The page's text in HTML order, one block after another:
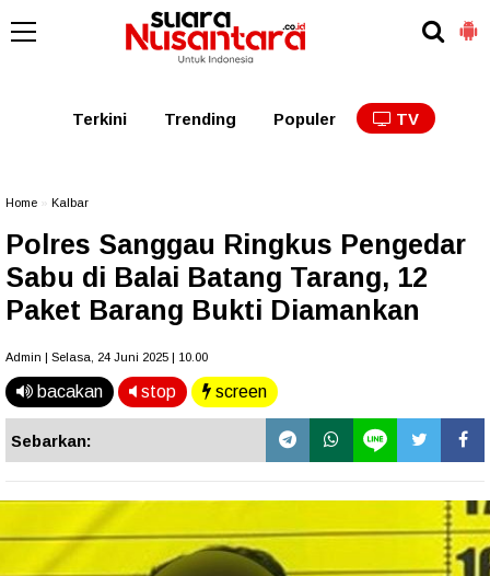
Kalbar Kalteng
Terkini Trending Populer TV
Home Kalbar
Polres Sanggau Ringkus Pengedar
Sabu di Balai Batang Tarang, 12
Paket Barang Bukti Diamankan
Admin | Selasa, 24 Juni 2025 | 10.00
bacakan stop screen
Sebarkan: